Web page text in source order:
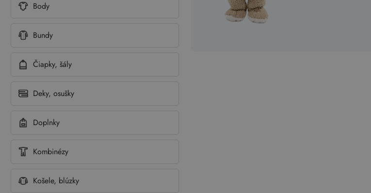
Body
Bundy
Čiapky, šály
Deky, osušky
Doplnky
Kombinézy
Košele, blúzky